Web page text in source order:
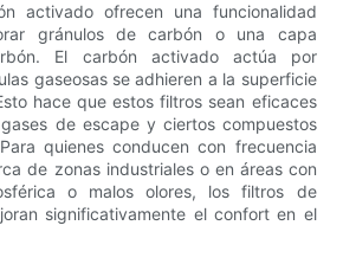
activado ofrecen una funcionalidad
gránulos de carbón o una capa
El carbón activado actúa por
gaseosas se adhieren a la superficie
hace que estos filtros sean eficaces
de escape y ciertos compuestos
quienes conducen con frecuencia
de zonas industriales o en áreas con
o malos olores, los filtros de
significativamente el confort en el